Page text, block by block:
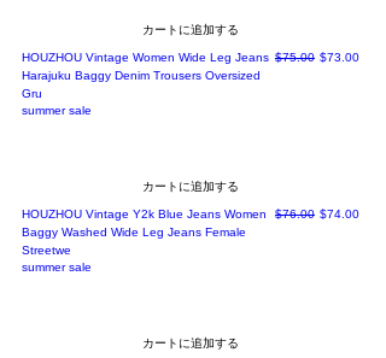
カートに追加する
HOUZHOU Vintage Women Wide Leg Jeans
Harajuku Baggy Denim Trousers Oversized
Gru
通常価格
$75.00 セール価格
$73.00
summer sale
カートに追加する
HOUZHOU Vintage Y2k Blue Jeans Women
Baggy Washed Wide Leg Jeans Female
Streetwe
通常価格
$76.00 セール価格
$74.00
summer sale
カートに追加する